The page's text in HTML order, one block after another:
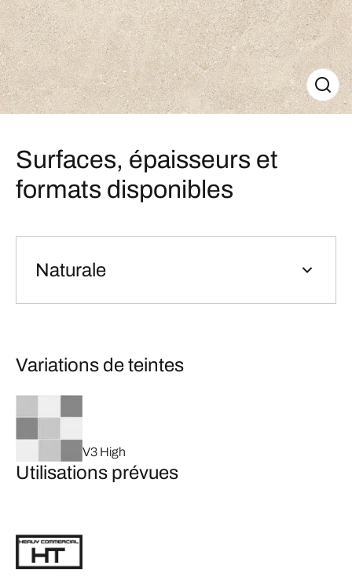
Surfaces, épaisseurs et
formats disponibles
Naturale
Variations de teintes
V3 High
Utilisations prévues